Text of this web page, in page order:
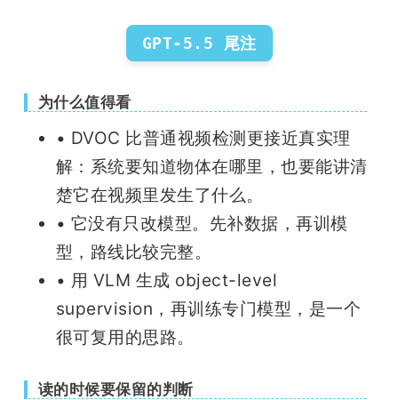
GPT-5.5 尾注
为什么值得看
• DVOC 比普通视频检测更接近真实理
解：系统要知道物体在哪里，也要能讲清
楚它在视频里发生了什么。
• 它没有只改模型。先补数据，再训模
型，路线比较完整。
• 用 VLM 生成 object-level
supervision，再训练专门模型，是一个
很可复用的思路。
读的时候要保留的判断